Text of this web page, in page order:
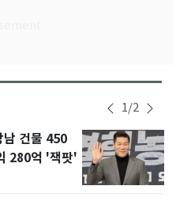
1/2
건물 450
280억 '잭팟'